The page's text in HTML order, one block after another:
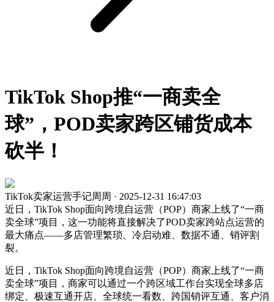
TikTok Shop推“一商卖全
球”，POD卖家跨区铺货成本
砍半！
TikTok卖家运营手记周周 · 2025-12-31 16:47:03
近日，TikTok Shop面向跨境自运营（POP）商家上线了“一商
卖全球”项目，这一功能将直接解决了POD卖家跨站点运营的
最大痛点——多店管理繁琐、冷启动难、数据不通、销评割
裂。
近日，TikTok Shop面向跨境自运营（POP）商家上线了“一商
卖全球”项目，商家可以通过一个跨区域工作台实现全球多店
绑定、极速互通开店、全球统一看数、跨国销评互通、客户消